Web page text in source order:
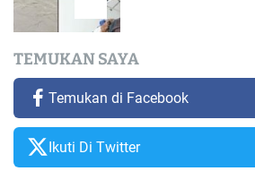
TEMUKAN SAYA
Temukan di Facebook
Ikuti Di Twitter